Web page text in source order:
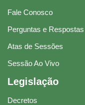
Fale Conosco
Perguntas e Respostas
Atas de Sessões
Sessão Ao Vivo
Legislação
Decretos